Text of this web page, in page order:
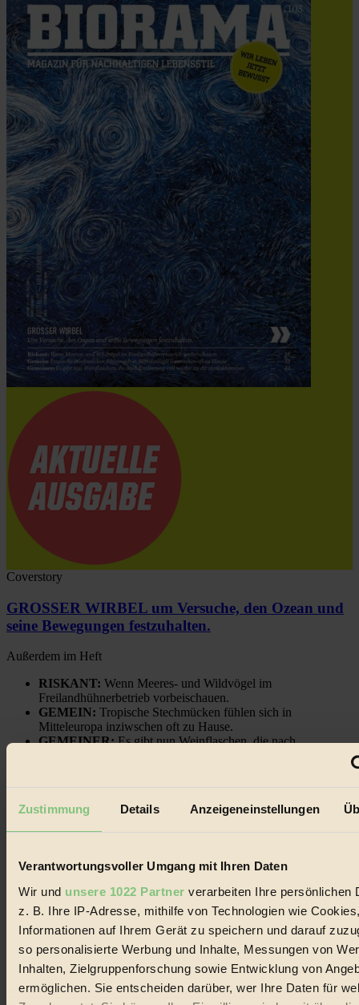
Zustimmung Details Anzeigeneinstellungen
Verantwortungsvoller Umgang mit Ihren Daten
Wir und unsere 1022 Partner verarbeiten Ihre persönlichen
z. B. Ihre IP-Adresse, mithilfe von Technologien wie
Informationen auf Ihrem Gerät zu speichern und darauf
so personalisierte Werbung und Inhalte, Messungen von
Inhalten, Zielgruppenforschung sowie Entwicklung von
ermöglichen. Sie entscheiden darüber, wer Ihre Daten für
Coverstory
GROSSER WIRBEL um Versuche, den Ozean und
seine Bewegungen festzuhalten.
Außerdem im Heft
RISKANT: Wenn Meeres- und Wildvögel im
Freilandhühnerbetrieb vorbeischauen.
GEMEIN: Tropische Stechmücken fühlen sich in
Mitteleuropa inziwschen oft zu Hause.
GEMEINER:Es gibt nun Weinflaschen, die nach
Erhalte in regelmäßigen Abständen die aktuellsten Artikel,
Gewinnspiele & Ausgaben übersichtlich aufbereitet vom
BIORAMA-Magazin per E-Mail.
Jetzt eintragen: